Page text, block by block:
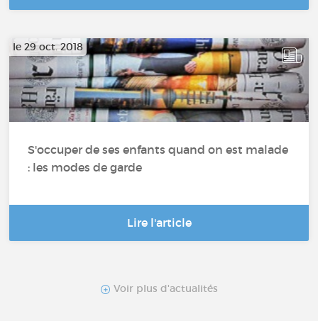
le 29 oct. 2018
S'occuper de ses enfants quand on est malade
: les modes de garde
Lire l'article
Voir plus d'actualités